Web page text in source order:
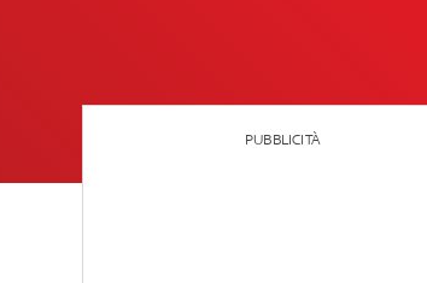
PUBBLICITÀ